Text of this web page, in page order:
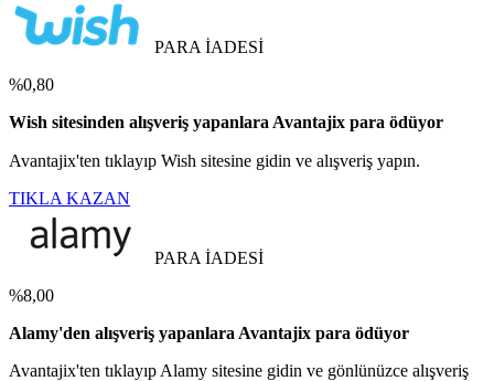
PARA İADESİ
%0,80
Wish sitesinden alışveriş yapanlara Avantajix para ödüyor
Avantajix'ten tıklayıp Wish sitesine gidin ve alışveriş yapın.
TIKLA KAZAN
PARA İADESİ
%8,00
Alamy'den alışveriş yapanlara Avantajix para ödüyor
Avantajix'ten tıklayıp Alamy sitesine gidin ve gönlünüzce alışveriş